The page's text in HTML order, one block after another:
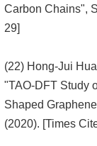
Carbon Chains",
29]
(22) Hong-Jui
"TAO-DFT Study
Shaped
(2020). [Times